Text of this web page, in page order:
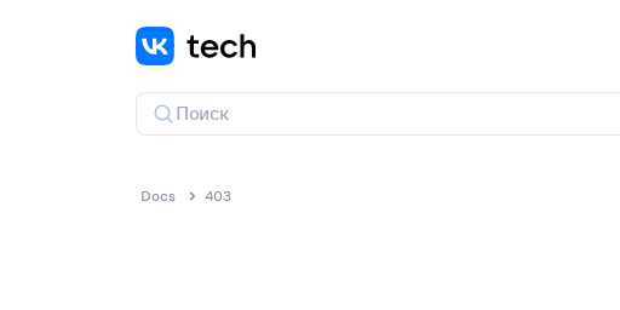
Docs 403